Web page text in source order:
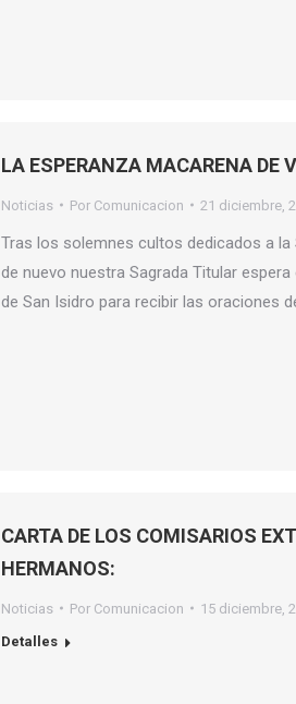
LA ESPERANZA MACARENA DE
Noticias Por Comunicacion 21 diciembre,
Tras los solemnes cultos dedicados a la
de nuevo nuestra Sagrada Titular
de San Isidro para recibir las oraciones
CARTA DE LOS COMISARIOS
HERMANOS:
Noticias Por Comunicacion
15 diciembre,
Detalles